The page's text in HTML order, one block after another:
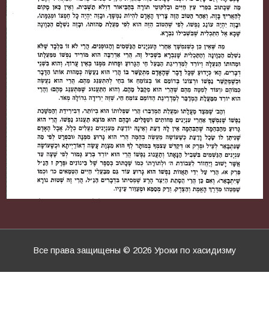
Все права защищены © 2026 Уроки по хасидизму